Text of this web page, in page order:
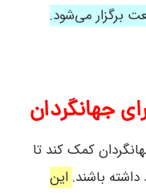
برگزار می‌شود.
جهانگردان
کمک کند تا
باشند. این